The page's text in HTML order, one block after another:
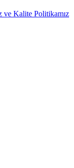
Kalite Politikamız